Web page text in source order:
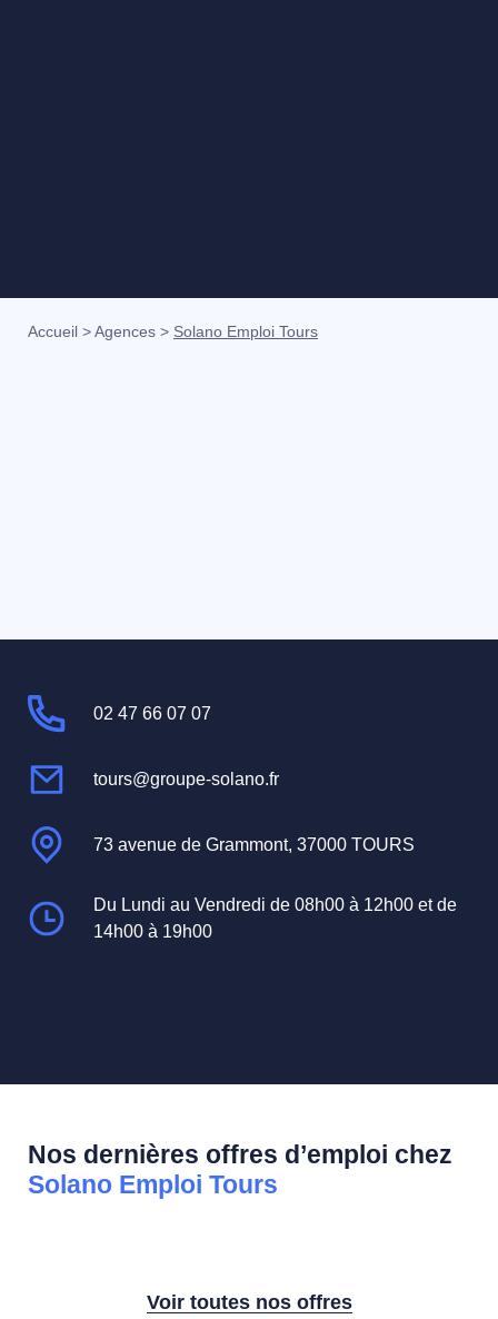
02 47 66 07 07
tours@groupe-solano.fr
73 avenue de Grammont, 37000 TOURS
Du Lundi au Vendredi de 08h00 à 12h00 et de
14h00 à 19h00
Accueil >Agences > Solano Emploi Tours
Nos dernières offres d’emploi chez
Solano Emploi Tours
Voir toutes nos offres